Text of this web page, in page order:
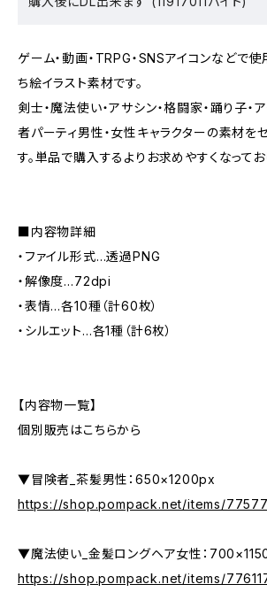
ゲーム・動画・TRPG・SNSアイコンなどで使
ち絵イラスト素材です。
剣士・魔法使い・アサシン・格闘家・踊り子・
者パーティ男性・女性キャラクターの素材を
す。単品で購入するよりお求めやすくなってお
■内容物詳細
・ファイル形式…透過PNG
・解像度…72dpi
・表情…各10種（計60枚）
・シルエット…各1種（計6枚）
【内容物一覧】
個別販売はこちらから
▼冒険者_茶髪男性：650×1200px
https://shop.pompack.net/items/
▼魔法使い_金髪ロングヘア女性：
https://shop.pompack.net/items/